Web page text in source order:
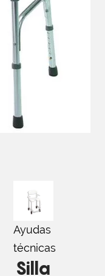
Ayudas
técnicas
Silla